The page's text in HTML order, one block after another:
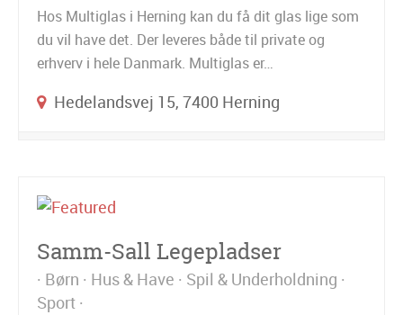
Hos Multiglas i Herning kan du få dit glas lige som
du vil have det. Der leveres både til private og
erhverv i hele Danmark. Multiglas er…
Hedelandsvej 15, 7400 Herning
Samm-Sall Legepladser
Børn Hus & Have
Spil & Underholdning
Sport